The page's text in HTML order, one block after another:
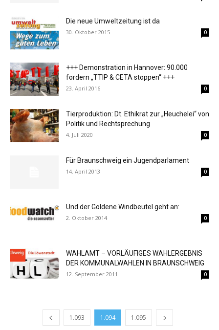
Die neue Umweltzeitung ist da
30. Oktober 2015 0
+++ Demonstration in Hannover: 90.000
fordern „TTIP & CETA stoppen“ +++
23. April 2016 0
Tierproduktion: Dt. Ethikrat zur „Heuchelei“ von
Politik und Rechtsprechung
4. Juli 2020 0
Für Braunschweig ein Jugendparlament
14. April 2013 0
Und der Goldene Windbeutel geht an:
2. Oktober 2014 0
WAHLAMT – VORLÄUFIGES WAHLERGEBNIS
DER KOMMUNALWAHLEN IN BRAUNSCHWEIG
12. September 2011 0
1.093 1.094 1.095